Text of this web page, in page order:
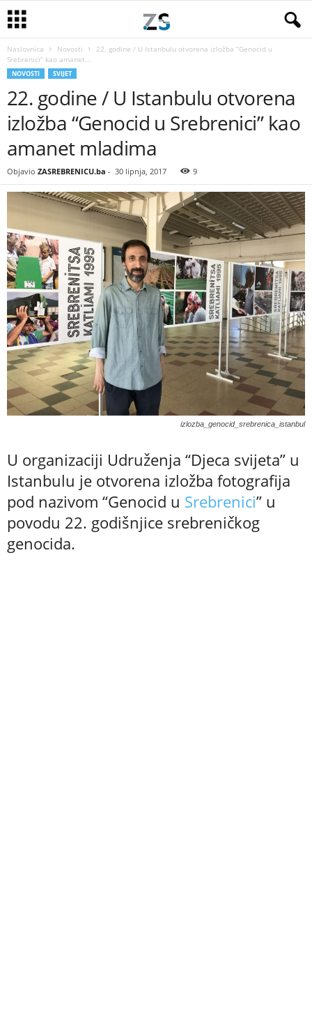
Naslovnica Novosti
22. godine / U Istanbulu otvorena izložba “Genocid u
Srebrenici” kao amanet...
NOVOSTI SVIJET
22. godine / U Istanbulu otvorena
izložba “Genocid u Srebrenici” kao
amanet mladima
Objavio ZASREBRENICU.ba - 30 lipnja, 2017 9
izlozba_genocid_srebrenica_istanbul
U organizaciji Udruženja “Djeca svijeta” u
Istanbulu je otvorena izložba fotografija
pod nazivom “Genocid u Srebrenici” u
povodu 22. godišnjice srebreničkog
genocida.